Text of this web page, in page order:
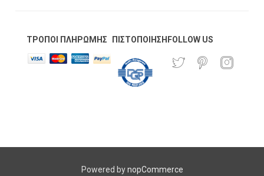
ΤΡΌΠΟΙ ΠΛΗΡΩΜΉΣ ΠΙΣΤΟΠΟΊΗΣΗ FOLLOW US
Powered bynopCommerce